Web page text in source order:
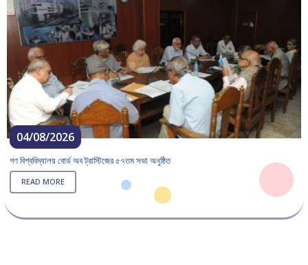
04/08/2026
গণ বিশ্ববিদ্যালয় বোর্ড অব ট্রাস্টিজের ৫৭তম সভা অনুষ্ঠিত
READ MORE